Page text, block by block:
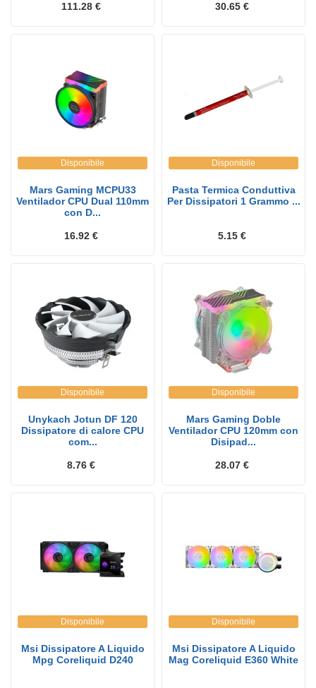
111.28 € 30.65 €
Disponibile
Mars Gaming MCPU33
Ventilador CPU Dual 110mm
con D...
16.92 €
Disponibile
Pasta Termica Conduttiva
Per Dissipatori 1 Grammo ...
5.15 €
Disponibile
Unykach Jotun DF 120
Dissipatore di calore CPU
com...
8.76 €
Disponibile
Mars Gaming Doble
Ventilador CPU 120mm con
Disipad...
28.07 €
Disponibile
Msi Dissipatore A Liquido
Mpg Coreliquid D240
Disponibile
Msi Dissipatore A Liquido
Mag Coreliquid E360 White